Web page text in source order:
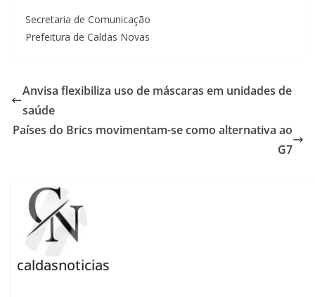
Secretaria de Comunicação
Prefeitura de Caldas Novas
Anvisa flexibiliza uso de máscaras em unidades de
saúde
Países do Brics movimentam-se como alternativa ao
G7
caldasnoticias